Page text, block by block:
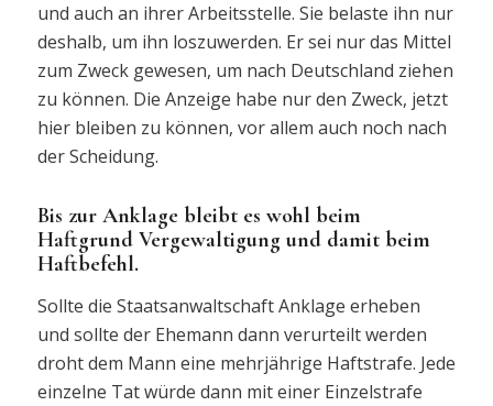
und auch an ihrer Arbeitsstelle. Sie belaste ihn nur
deshalb, um ihn loszuwerden. Er sei nur das Mittel
zum Zweck gewesen, um nach Deutschland ziehen
zu können. Die Anzeige habe nur den Zweck, jetzt
hier bleiben zu können, vor allem auch noch nach
der Scheidung.
Bis zur Anklage bleibt es wohl beim
Haftgrund Vergewaltigung und damit beim
Haftbefehl.
Sollte die Staatsanwaltschaft Anklage erheben
und sollte der Ehemann dann verurteilt werden
droht dem Mann eine mehrjährige Haftstrafe. Jede
einzelne Tat würde dann mit einer Einzelstrafe